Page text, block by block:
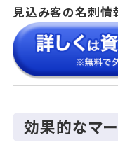
見込み客の名刺情
効果的なマ